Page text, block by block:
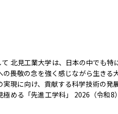
Ｑ＆
資料
て――― 北見工業大学は、日本の中で
畏敬の念を強く感じながら生き
現に向け、貢献する科学技術の
極める「先進工学科」――― 2026（令
の専門分野を見極めることができ